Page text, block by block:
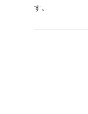
す。